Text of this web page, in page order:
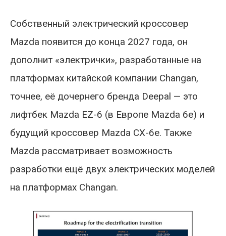
Собственный электрический кроссовер
Mazda появится до конца 2027 года, он
дополнит «электрички», разработанные на
платформах китайской компании Changan,
точнее, её дочернего бренда Deepal — это
лифтбек Mazda EZ-6 (в Европе Mazda 6e) и
будущий кроссовер Mazda CX-6e. Также
Mazda рассматривает возможность
разработки ещё двух электрических моделей
на платформах Changan.